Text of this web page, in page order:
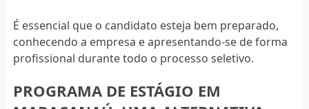
É essencial que o candidato esteja bem preparado,
conhecendo a empresa e apresentando-se de forma
profissional durante todo o processo seletivo.
PROGRAMA DE ESTÁGIO EM